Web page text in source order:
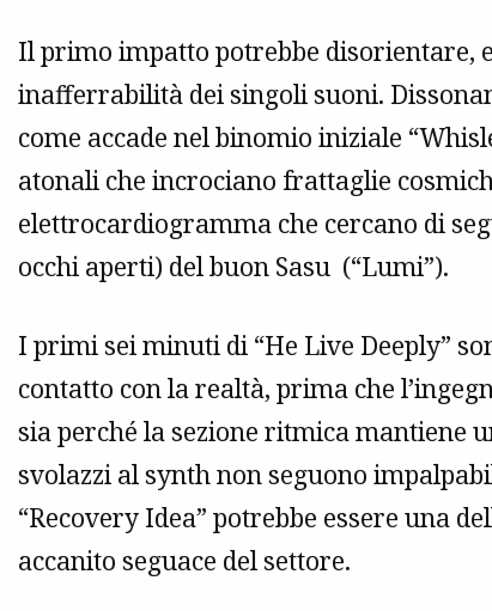
Il primo impatto potrebbe disorientare,
inafferrabilità dei singoli suoni.
come accade nel binomio iniziale
atonali che incrociano frattaglie
elettrocardiogramma che cercano di
occhi aperti) del buon Sasu (“Lumi”).
I primi sei minuti di “He Live Deeply”
contatto con la realtà, prima che
sia perché la sezione ritmica mantiene
svolazzi al synth non seguono
“Recovery Idea” potrebbe essere una
accanito seguace del settore.